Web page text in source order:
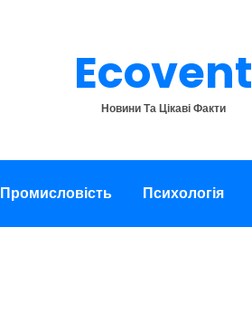
Ecovent
Новини Та Цікаві Факти
Промисловість Психологія